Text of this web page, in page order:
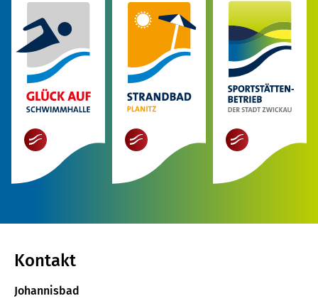
mehr mehr mehr
Kontakt
Johannisbad